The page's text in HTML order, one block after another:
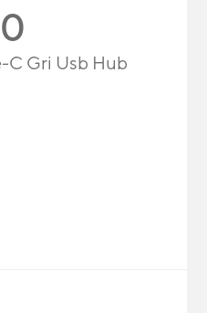
C Gri Usb Hub